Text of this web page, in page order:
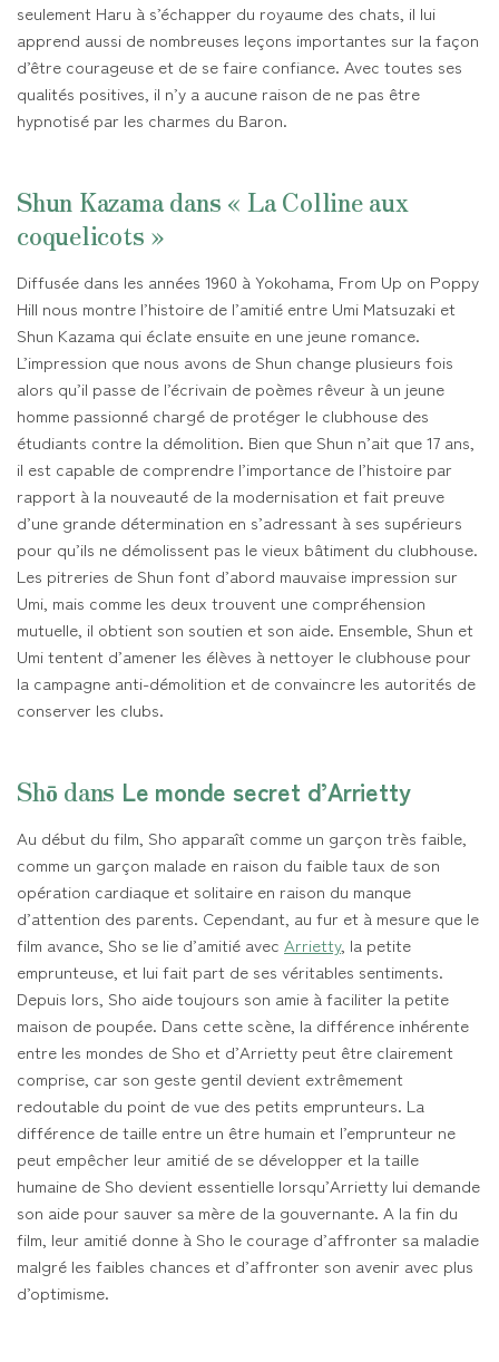
seulement Haru à s’échapper du royaume des chats, il lui
apprend aussi de nombreuses leçons importantes sur la façon
d’être courageuse et de se faire confiance. Avec toutes ses
qualités positives, il n’y a aucune raison de ne pas être
hypnotisé par les charmes du Baron.
Shun Kazama dans « La Colline aux
coquelicots »
Diffusée dans les années 1960 à Yokohama, From Up on Poppy
Hill nous montre l’histoire de l’amitié entre Umi Matsuzaki et
Shun Kazama qui éclate ensuite en une jeune romance.
L’impression que nous avons de Shun change plusieurs fois
alors qu’il passe de l’écrivain de poèmes rêveur à un jeune
homme passionné chargé de protéger le clubhouse des
étudiants contre la démolition. Bien que Shun n’ait que 17 ans,
il est capable de comprendre l’importance de l’histoire par
rapport à la nouveauté de la modernisation et fait preuve
d’une grande détermination en s’adressant à ses supérieurs
pour qu’ils ne démolissent pas le vieux bâtiment du clubhouse.
Les pitreries de Shun font d’abord mauvaise impression sur
Umi, mais comme les deux trouvent une compréhension
mutuelle, il obtient son soutien et son aide. Ensemble, Shun et
Umi tentent d’amener les élèves à nettoyer le clubhouse pour
la campagne anti-démolition et de convaincre les autorités de
conserver les clubs.
Shō dans Le monde secret d’Arrietty
Au début du film, Sho apparaît comme un garçon très faible,
comme un garçon malade en raison du faible taux de son
opération cardiaque et solitaire en raison du manque
d’attention des parents. Cependant, au fur et à mesure que le
film avance, Sho se lie d’amitié avec Arrietty, la petite
emprunteuse, et lui fait part de ses véritables sentiments.
Depuis lors, Sho aide toujours son amie à faciliter la petite
maison de poupée. Dans cette scène, la différence inhérente
entre les mondes de Sho et d’Arrietty peut être clairement
comprise, car son geste gentil devient extrêmement
redoutable du point de vue des petits emprunteurs. La
différence de taille entre un être humain et l’emprunteur ne
peut empêcher leur amitié de se développer et la taille
humaine de Sho devient essentielle lorsqu’Arrietty lui demande
son aide pour sauver sa mère de la gouvernante. A la fin du
film, leur amitié donne à Sho le courage d’affronter sa maladie
malgré les faibles chances et d’affronter son avenir avec plus
d’optimisme.